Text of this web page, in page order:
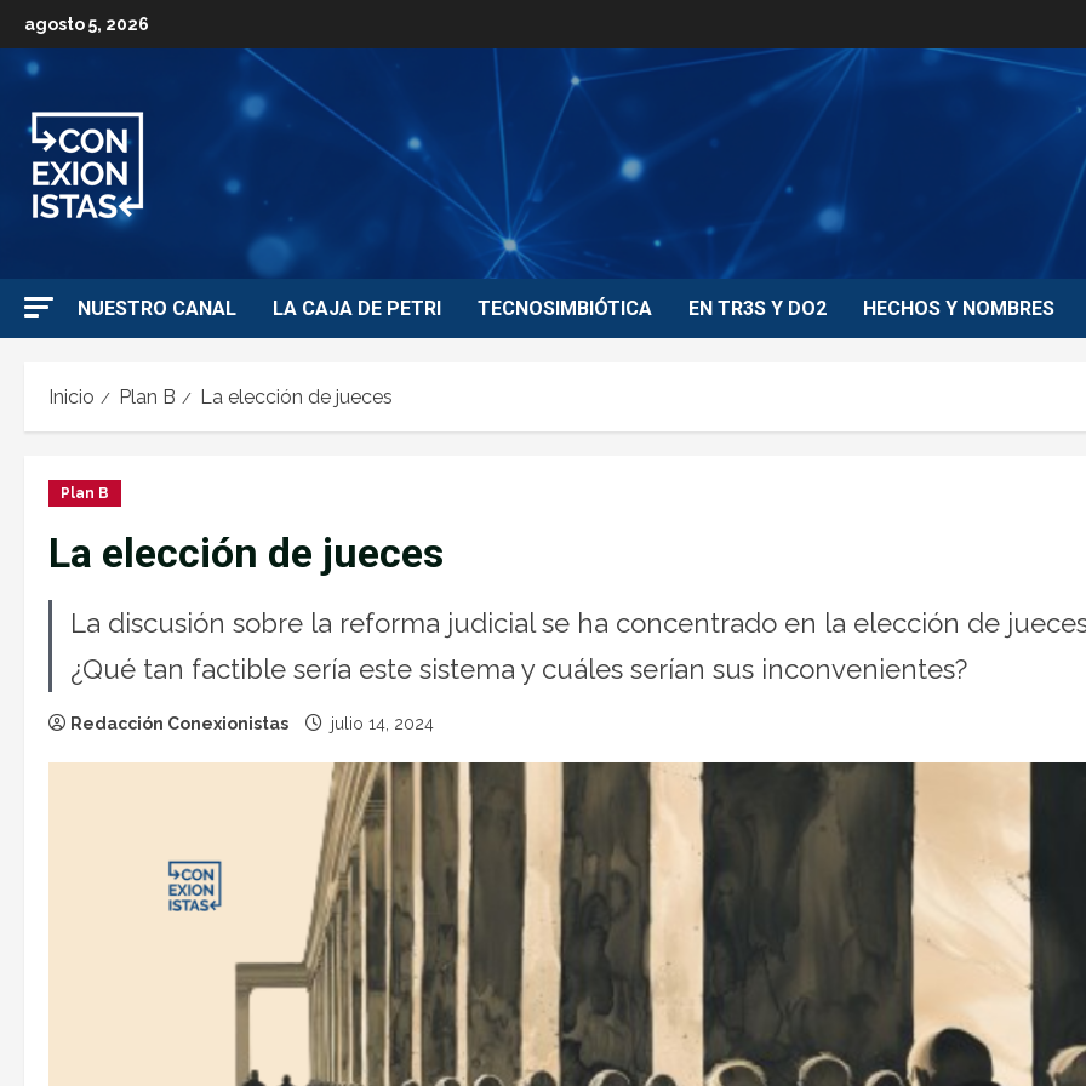
agosto 5, 2026
NUESTRO CANAL LA CAJA DE PETRI TECNOSIMBIÓTICA EN TR3S Y DO2 HECHOS Y NOMBRES
Inicio Plan B La elección de jueces
Plan B
La elección de jueces
La discusión sobre la reforma judicial se ha concentrado en la elección de
¿Qué tan factible sería este sistema y cuáles serían sus inconvenientes?
Redacción Conexionistas julio 14, 2024